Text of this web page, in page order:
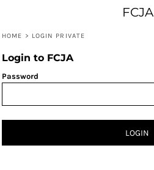
FCJA
HOME > LOGIN PRIVATE
Login to FCJA
Password
LOGIN